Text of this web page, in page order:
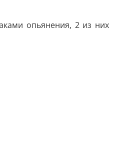
опьянения, 2 из них